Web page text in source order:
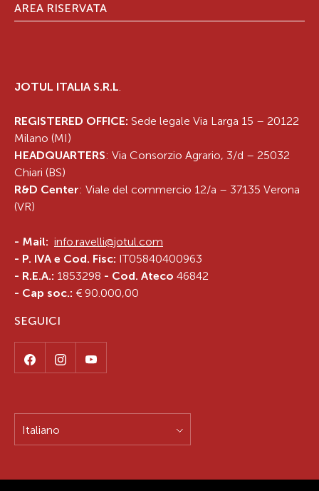
AREA RISERVATA
JOTUL ITALIA S.R.L
REGISTERED OFFICE: Sede legale Via Larga 15 – 20122
Milano (MI)
HEADQUARTERS: Via Consorzio Agrario, 3/d – 25032
Chiari (BS)
R&D Center: Viale del commercio 12/a – 37135 Verona
(VR)
- Mail: info.ravelli@jotul.com
- P. IVA e Cod. Fisc: IT05840400963
- R.E.A.: 1853298 - Cod. Ateco 46842
- Cap soc.: € 90.000,00
SEGUICI
Italiano